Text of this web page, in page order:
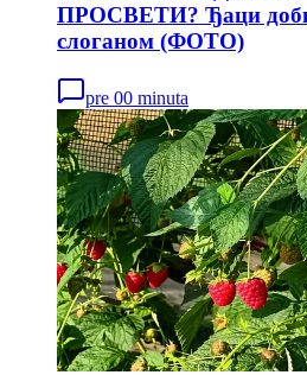
ПРОСВЕТИ? Ђаци
слоганом (ФОТО)
pre 00 minuta